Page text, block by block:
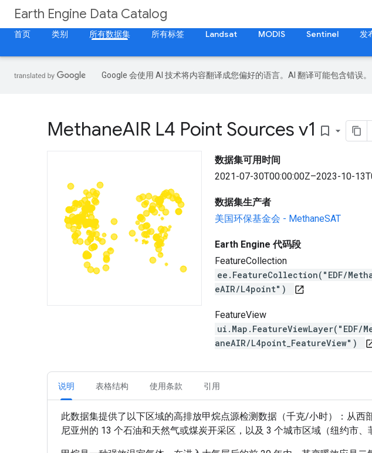
Earth Engine Data Catalog
首页
类别 所有数据集 所有标签 Landsat MODIS Sentinel 发
Google 会使用 AI 技术将内容翻译成您偏好的语言。AI 翻译可能包含错误。
MethaneAIR L4 Point Sources v1 bookmark_border
数据集可用时间
2021-07-30T00:00:00Z–2023-10-
数据集生产者
美国环保基金会 - MethaneSAT
Earth Engine 代码段
FeatureCollection
ee.FeatureCollection("EDF/
eAIR/L4point")
open_in_new
FeatureView
ui.Map.FeatureViewLayer("EDF/
aneAIR/L4point_FeatureView")
说明 表格结构 使用条款 引用
此数据集提供了以下区域的高排放甲烷点源检测数据（千克/小时）：从
尼亚州的 13 个石油和天然气或煤炭开采区，以及 3 个城市区域（纽约市、